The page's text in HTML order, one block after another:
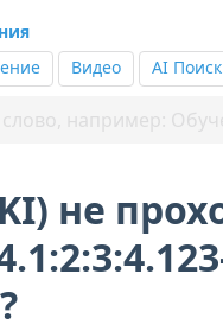
Видео AI Поиск
не